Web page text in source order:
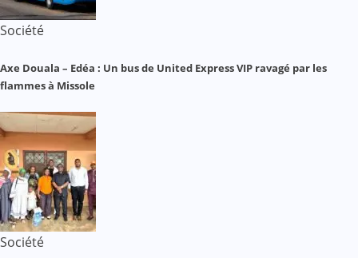
Société
Axe Douala – Edéa : Un bus de United Express VIP ravagé par les
flammes à Missole
Société